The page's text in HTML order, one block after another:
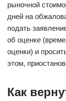
рыночной
дней на
подать
об оценке
оценки) и
этом,
Как